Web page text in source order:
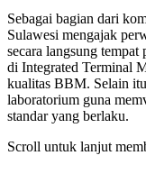
Sebagai bagian dari
Sulawesi mengajak
secara langsung
di Integrated Terminal
kualitas BBM. Selain
laboratorium guna
standar yang berlaku.
Scroll untuk lanjut